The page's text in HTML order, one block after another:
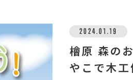
2024.01.19
檜原 森の
やこで木